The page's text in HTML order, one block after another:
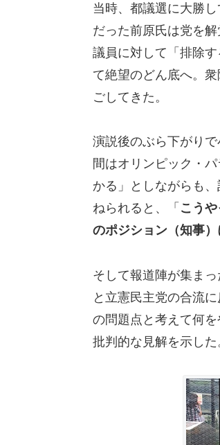
当時、都議選に大勝
だった前原氏は党を
議員に対して「排除
て絶望のどん底へ。
ごしてきた。
演説後のぶら下がり
間はオリンピック・
かる」としながらも
ねられると、「 こう
のポジション（知事
そして報道陣が集ま
と立憲民主党の合流
の問題点と考えて何
批判的な見解を示した